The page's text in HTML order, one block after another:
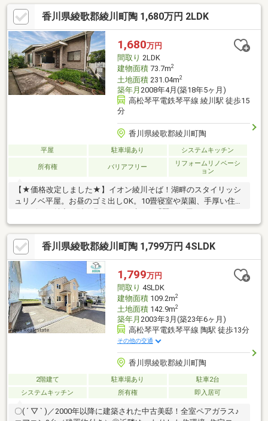
す！■敷地２００坪強のゆとり。駐車も約１０台可能。家庭菜園
やアウトドアも楽しめる広大な庭。■太陽光パネル搭載。電気代
を節約できる、安心のオール電化住宅。（リース契約）■１階の
ＬＤＫに床暖房設置しております。
香川県綾歌郡綾川町陶 1,680万円 2LDK
1,680万円
間取り 2LDK
建物面積73.7m2
土地面積231.04m2
築年月 2008年4月(築18年5ヶ月)
高松琴平電鉄琴平線 綾川駅 徒歩15
分
香川県綾歌郡綾川町陶
平屋 駐車場あり システムキッチン
所有権 バリアフリー
リフォームリノベーシ
ョン
【★価格改定しました★】イオン綾川そば！湖畔のスタイリッシ
ュリノベ平屋。お昼のゴミ出しOK。10畳寝室や菜園、手厚い住民
【陶小学校・綾川中学校】
香川県綾歌郡綾川町陶 1,799万円 4SLDK
1,799万円
間取り 4SLDK
建物面積109.2m2
土地面積142.9m2
築年月 2003年3月(築23年6ヶ月)
高松琴平電鉄琴平線 陶駅 徒歩13分
その他の交通
香川県綾歌郡綾川町陶
2階建て 駐車場あり
駐車2台
システムキッチン
所有権 即入居可
〇( ´ ▽ ` )／2000年以降に建築された中古美邸！全室ペアガラス♪